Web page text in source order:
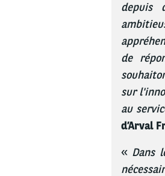
depuis
de
sur
au
d’Arval
« Dans